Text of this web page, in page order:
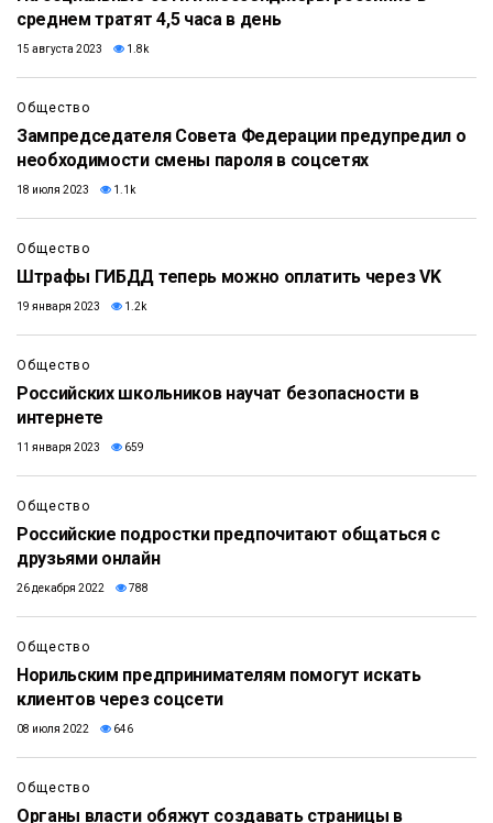
среднем тратят 4,5 часа в день
15 августа 2023 1.8k
Общество
Зампредседателя Совета Федерации предупредил о
необходимости смены пароля в соцсетях
18 июля 2023 1.1k
Общество
Штрафы ГИБДД теперь можно оплатить через VK
19 января 2023 1.2k
Общество
Российских школьников научат безопасности в
интернете
11 января 2023 659
Общество
Российские подростки предпочитают общаться с
друзьями онлайн
26 декабря 2022 788
Общество
Норильским предпринимателям помогут искать
клиентов через соцсети
08 июля 2022 646
Общество
Органы власти обяжут создавать страницы в